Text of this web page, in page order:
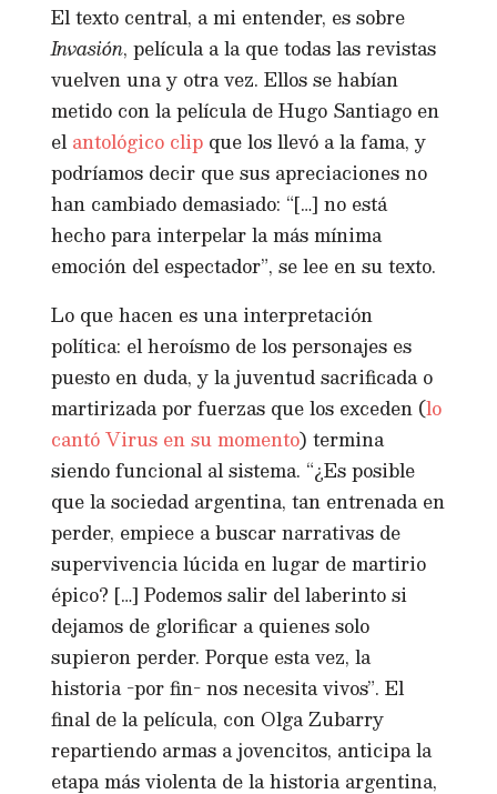
El texto central, a mi entender, es sobre
Invasión, película a la que todas las revistas
vuelven una y otra vez. Ellos se habían
metido con la película de Hugo Santiago en
el antológico clip que los llevó a la fama, y
podríamos decir que sus apreciaciones no
han cambiado demasiado: “[…] no está
hecho para interpelar la más mínima
emoción del espectador”, se lee en su texto.
Lo que hacen es una interpretación
política: el heroísmo de los personajes es
puesto en duda, y la juventud sacrificada o
martirizada por fuerzas que los exceden (lo
cantó Virus en su momento) termina
siendo funcional al sistema. “¿Es posible
que la sociedad argentina, tan entrenada en
perder, empiece a buscar narrativas de
supervivencia lúcida en lugar de martirio
épico? […] Podemos salir del laberinto si
dejamos de glorificar a quienes solo
supieron perder. Porque esta vez, la
historia -por fin- nos necesita vivos”. El
final de la película, con Olga Zubarry
repartiendo armas a jovencitos, anticipa la
etapa más violenta de la historia argentina,